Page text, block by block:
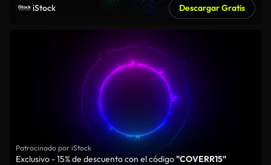
iStock Descargar Gratis
Patrocinado por iStock
Exclusivo - 15% de descuento con el código"COVERR15"